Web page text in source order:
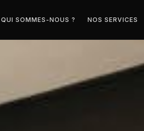
QUI SOMMES-NOUS ? NOS SERVICES